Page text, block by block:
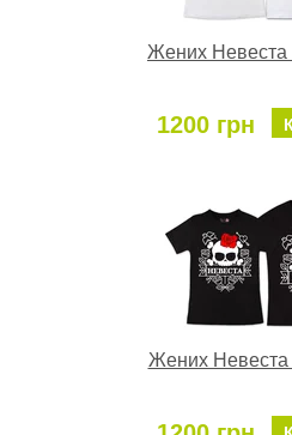
Жених Невеста
1200 грн
Жених Невеста